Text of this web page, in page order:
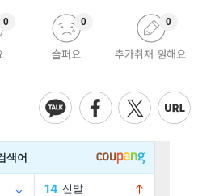
0
슬퍼요
0
추가취재 원해요
0